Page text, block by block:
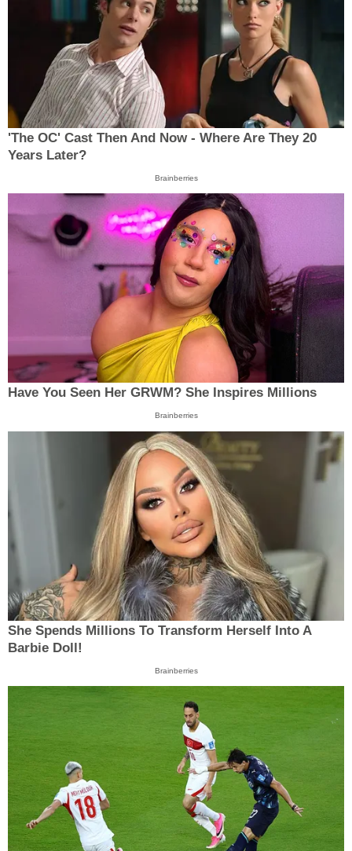
'The OC' Cast Then And Now - Where Are They 20
Years Later?
Brainberries
Have You Seen Her GRWM? She Inspires Millions
Brainberries
She Spends Millions To Transform Herself Into A
Barbie Doll!
Brainberries